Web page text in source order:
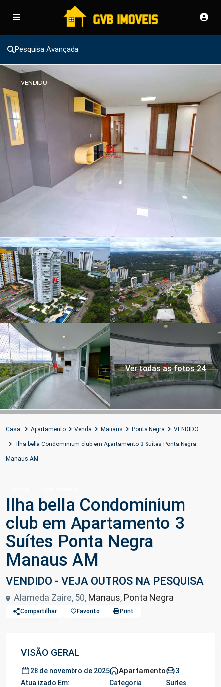
Pesquisa Avançada
VENDIDO
Ver todas as fotos 24
Casa Apartamento Venda Manaus Ponta Negra VENDIDO
Ilha bella Condominium club em Apartamento 3 Suítes Ponta Negra
Manaus AM
Ilha bella Condominium
club em Apartamento 3
Suítes Ponta Negra
Manaus AM
VENDIDO - VEJA OUTROS NA PESQUISA
Alameda Zaire, 50, Manaus, Ponta Negra
Compartilhar Favorito Print
VISÃO GERAL
28 de novembro de 2025
Atualizado Em:
Apartamento
Categoria
3
Suites